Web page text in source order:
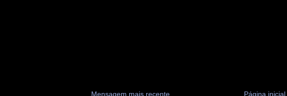
Mensagem mais recente Página inicial